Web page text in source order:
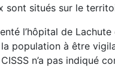
sont situés sur le
l’hôpital de Lachute
population à être
n’a pas indiqué